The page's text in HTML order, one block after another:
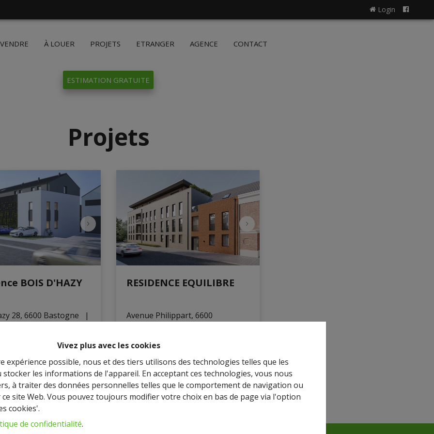
Vivez plus avec les cookies
expérience possible, nous et des tiers utilisons des technologies telles que les
les informations de l'appareil. En acceptant ces technologies, vous nous
à traiter des données personnelles telles que le comportement de navigation ou
site Web. Vous pouvez toujours modifier votre choix en bas de page via l'option
cookies'.
de confidentialité.
Login
À LOUER PROJETS ETRANGER AGENCE CONTACT
ESTIMATION GRATUITE
Projets
BOIS D'HAZY
28, 6600 Bastogne
8%
Vendu
(12)
RESIDENCE EQUILIBRE
Avenue Philippart, 6600
À partir de
235.000
Vendu
Maison (1), Appartement
(20)
1+